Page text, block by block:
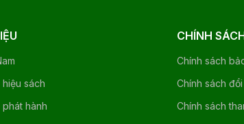
sách
hành
CHÍNH
Chính sách
Chính sách
Chính sách